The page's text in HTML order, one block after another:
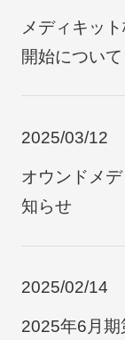
メディキッ
開始について
2025/03/12
オウンドメ
知らせ
2025/02/14
2025年6月